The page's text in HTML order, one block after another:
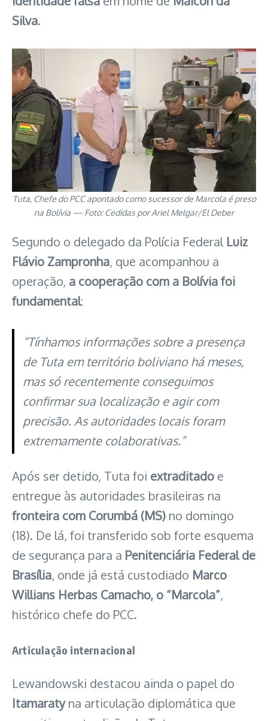
Silva.
Tuta, Chefe do PCC apontado como sucessor de Marcola é preso
na Bolívia — Foto: Cedidas por Ariel Melgar/El Deber
Segundo o delegado da Polícia Federal Luiz
Flávio Zampronha, que acompanhou a
operação, a cooperação com a Bolívia foi
fundamental:
“Tínhamos informações sobre a presença
de Tuta em território boliviano há meses,
mas só recentemente conseguimos
confirmar sua localização e agir com
precisão. As autoridades locais foram
extremamente colaborativas.”
Após ser detido, Tuta foi extraditado e
entregue às autoridades brasileiras na
fronteira com Corumbá (MS) no domingo
(18). De lá, foi transferido sob forte esquema
de segurança para a Penitenciária Federal de
Brasília, onde já está custodiado Marco
Willians Herbas Camacho, o “Marcola”,
histórico chefe do PCC.
Articulação internacional
Lewandowski destacou ainda o papel do
Itamaratyna articulação diplomática que